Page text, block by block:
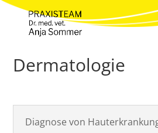
Dermatologie
Diagnose von